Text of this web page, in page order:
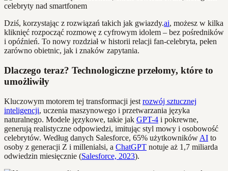
Dziś, korzystając z rozwiązań takich jak gwiazdy.ai, możesz w kilka
kliknięć rozpocząć rozmowę z cyfrowym idolem – bez pośredników
i opóźnień. To nowy rozdział w historii relacji fan-celebryta, pełen
zarówno obietnic, jak i znaków zapytania.
Dlaczego teraz? Technologiczne przełomy, które to
umożliwiły
Kluczowym motorem tej transformacji jest rozwój sztucznej
inteligencji, uczenia maszynowego i przetwarzania języka
naturalnego. Modele językowe, takie jak GPT-4 i pokrewne,
generują realistyczne odpowiedzi, imitując styl mowy i osobowość
celebrytów. Według danych Salesforce, 65% użytkowników AI to
osoby z generacji Z i millenialsi, a ChatGPT notuje aż 1,7 miliarda
odwiedzin miesięcznie (Salesforce, 2023).